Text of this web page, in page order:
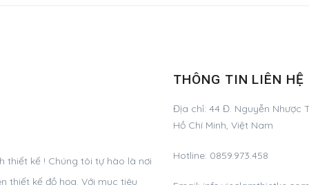
thiết kế ! Chúng tôi tự hào là nơi
thiết kế đồ họa. Với mục tiêu
THÔNG TIN LIÊN HỆ
Địa chỉ: 44 Đ. Nguyễn Nhược
Hồ Chí Minh, Việt Nam
Hotline: 0859.973.458